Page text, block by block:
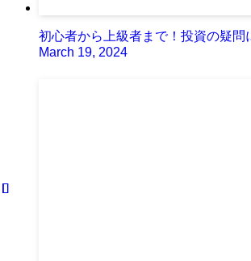
初心者から上級者まで！投資の疑問
March 19, 2024